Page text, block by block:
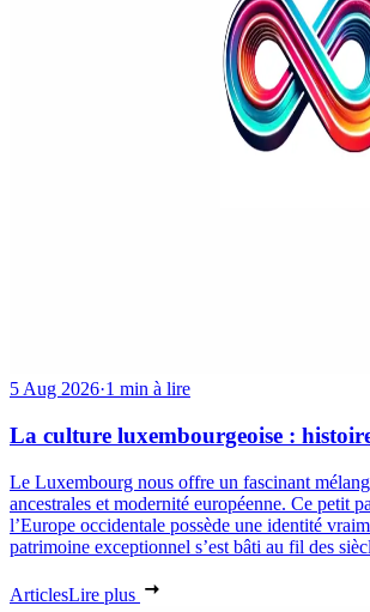
5 Aug 2026·1 min à lire
La culture luxembourgeoise :
Le Luxembourg nous offre un fascinant
ancestrales et modernité européenne. Ce petit
l’Europe occidentale possède une identité
patrimoine exceptionnel s’est bâti au fil des
ArticlesLire plus